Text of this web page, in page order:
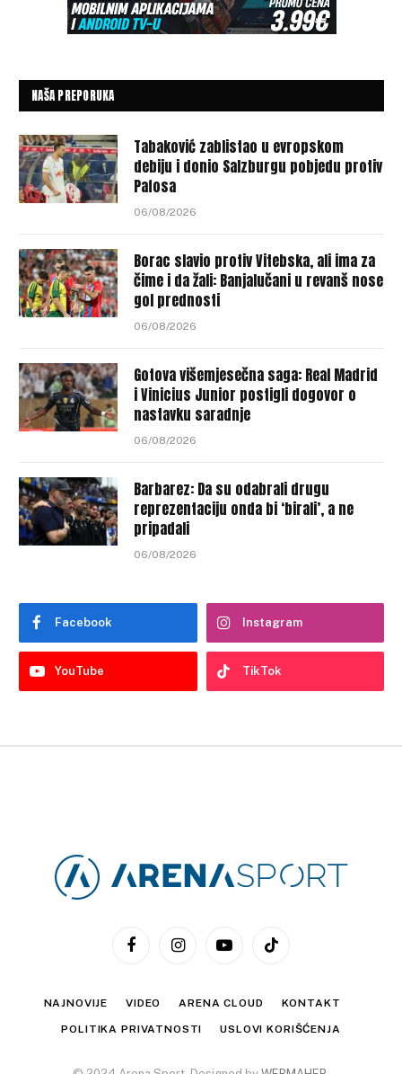
NAŠA PREPORUKA
Tabaković zablistao u evropskom
debiju i donio Salzburgu pobjedu protiv
Pafosa
06/08/2026
Borac slavio protiv Vitebska, ali ima za
čime i da žali: Banjalučani u revanš nose
gol prednosti
06/08/2026
Gotova višemjesečna saga: Real Madrid
i Vinicius Junior postigli dogovor o
nastavku saradnje
06/08/2026
Barbarez: Da su odabrali drugu
reprezentaciju onda bi ‘birali’, a ne
pripadali
06/08/2026
Facebook Instagram
YouTube TikTok
FacebookInstagramYouTubeTikTok
NAJNOVIJE VIDEO ARENA CLOUD KONTAKT
POLITIKA PRIVATNOSTI USLOVI KORIŠĆENJA